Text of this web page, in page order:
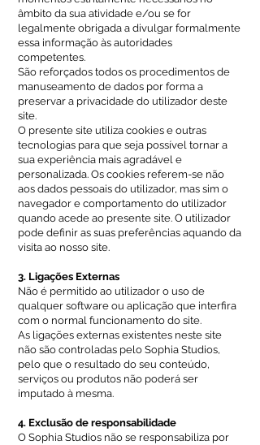
âmbito da sua atividade e/ou se for
legalmente obrigada a divulgar formalmente
essa informação às autoridades
competentes.
São reforçados todos os procedimentos de
manuseamento de dados por forma a
preservar a privacidade do utilizador deste
site.
O presente site utiliza cookies e outras
tecnologias para que seja possível tornar a
sua experiência mais agradável e
personalizada. Os cookies referem-se não
aos dados pessoais do utilizador, mas sim o
navegador e comportamento do utilizador
quando acede ao presente site. O utilizador
pode definir as suas preferências aquando da
visita ao nosso site.
3. Ligações Externas
Não é permitido ao utilizador o uso de
qualquer software ou aplicação que interfira
com o normal funcionamento do site.
As ligações externas existentes neste site
não são controladas pelo Sophia Studios,
pelo que o resultado do seu conteúdo,
serviços ou produtos não poderá ser
imputado à mesma.
4. Exclusão de responsabilidade
O Sophia Studios não se responsabiliza por